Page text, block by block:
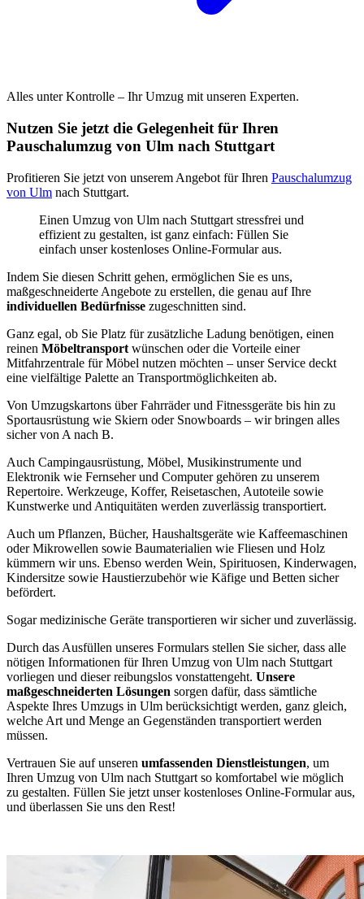
Alles unter Kontrolle – Ihr Umzug mit unseren Experten.
Nutzen Sie jetzt die Gelegenheit für Ihren
Pauschalumzug von Ulm nach Stuttgart
Profitieren Sie jetzt von unserem Angebot für Ihren Pauschalumzug
von Ulm nach Stuttgart.
Einen Umzug von Ulm nach Stuttgart stressfrei und
effizient zu gestalten, ist ganz einfach: Füllen Sie
einfach unser kostenloses Online-Formular aus.
Indem Sie diesen Schritt gehen, ermöglichen Sie es uns,
maßgeschneiderte Angebote zu erstellen, die genau auf Ihre
individuellen Bedürfnisse zugeschnitten sind.
Ganz egal, ob Sie Platz für zusätzliche Ladung benötigen, einen
reinen Möbeltransport wünschen oder die Vorteile einer
Mitfahrzentrale für Möbel nutzen möchten – unser Service deckt
eine vielfältige Palette an Transportmöglichkeiten ab.
Von Umzugskartons über Fahrräder und Fitnessgeräte bis hin zu
Sportausrüstung wie Skiern oder Snowboards – wir bringen alles
sicher von A nach B.
Auch Campingausrüstung, Möbel, Musikinstrumente und
Elektronik wie Fernseher und Computer gehören zu unserem
Repertoire. Werkzeuge, Koffer, Reisetaschen, Autoteile sowie
Kunstwerke und Antiquitäten werden zuverlässig transportiert.
Auch um Pflanzen, Bücher, Haushaltsgeräte wie Kaffeemaschinen
oder Mikrowellen sowie Baumaterialien wie Fliesen und Holz
kümmern wir uns. Ebenso werden Wein, Spirituosen, Kinderwagen,
Kindersitze sowie Haustierzubehör wie Käfige und Betten sicher
befördert.
Sogar medizinische Geräte transportieren wir sicher und zuverlässig.
Durch das Ausfüllen unseres Formulars stellen Sie sicher, dass alle
nötigen Informationen für Ihren Umzug von Ulm nach Stuttgart
vorliegen und dieser reibungslos vonstattengeht. Unsere
maßgeschneiderten Lösungen sorgen dafür, dass sämtliche
Aspekte Ihres Umzugs in Ulm berücksichtigt werden, ganz gleich,
welche Art und Menge an Gegenständen transportiert werden
müssen.
Vertrauen Sie auf unseren umfassenden Dienstleistungen, um
Ihren Umzug von Ulm nach Stuttgart so komfortabel wie möglich
zu gestalten. Füllen Sie jetzt unser kostenloses Online-Formular aus,
und überlassen Sie uns den Rest!